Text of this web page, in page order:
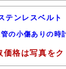
ンレスベル
の小傷ありの時
格は写真を